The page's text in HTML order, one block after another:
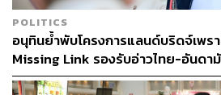
ตนได้ทำงานร่วมกันมาเกือบครึ่งปี เห็
มีศักยภาพ และมีข้อมูลเชิงลึก จึงเห็นว่
หัวหน้าคณะเจรจาในสมัยที่สองของ
POLITICS
อนุทินย้ำพับโครงการแลนด์บริดจ์เพร
Missing Link รองรับอ่าวไทย-อันดา